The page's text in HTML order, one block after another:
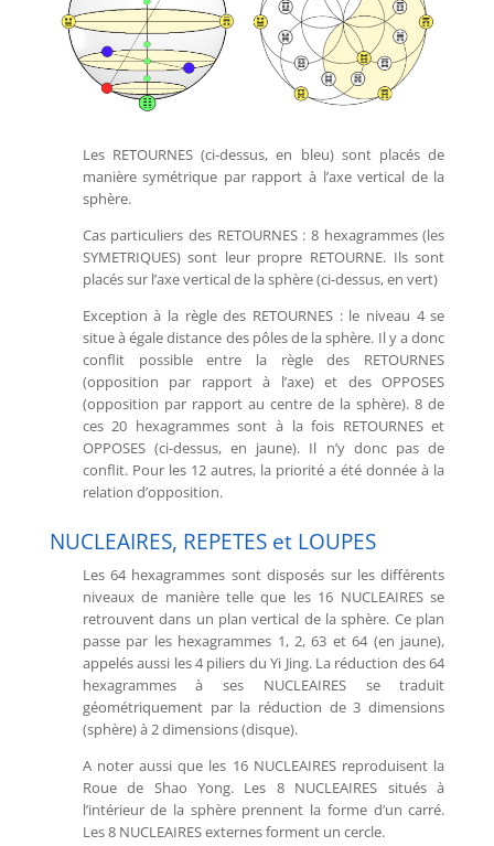
Les RETOURNES (ci-dessus, en bleu) sont placés de
manière symétrique par rapport à l’axe vertical de la
sphère.
Cas particuliers des RETOURNES : 8 hexagrammes (les
SYMETRIQUES) sont leur propre RETOURNE. Ils sont
placés sur l’axe vertical de la sphère (ci-dessus, en vert)
Exception à la règle des RETOURNES : le niveau 4 se
situe à égale distance des pôles de la sphère. Il y a donc
conflit possible entre la règle des RETOURNES
(opposition par rapport à l’axe) et des OPPOSES
(opposition par rapport au centre de la sphère). 8 de
ces 20 hexagrammes sont à la fois RETOURNES et
OPPOSES (ci-dessus, en jaune). Il n’y donc pas de
conflit. Pour les 12 autres, la priorité a été donnée à la
relation d’opposition.
NUCLEAIRES, REPETES et LOUPES
Les 64 hexagrammes sont disposés sur les différents
niveaux de manière telle que les 16 NUCLEAIRES se
retrouvent dans un plan vertical de la sphère. Ce plan
passe par les hexagrammes 1, 2, 63 et 64 (en jaune),
appelés aussi les 4 piliers du Yi Jing. La réduction des 64
hexagrammes à ses NUCLEAIRES se traduit
géométriquement par la réduction de 3 dimensions
(sphère) à 2 dimensions (disque).
A noter aussi que les 16 NUCLEAIRES reproduisent la
Roue de Shao Yong. Les 8 NUCLEAIRES situés à
l’intérieur de la sphère prennent la forme d’un carré.
Les 8 NUCLEAIRES externes forment un cercle.